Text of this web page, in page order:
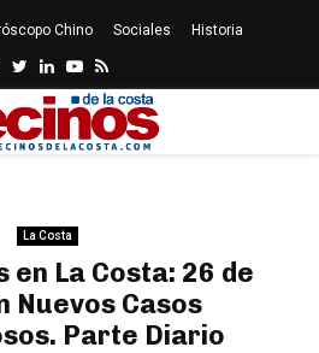
Chino Sociales Historia
Facebook
Twitter
LinkedinYoutube
Rss
La Costa
en La Costa: 26 de
Nuevos Casos
Parte Diario